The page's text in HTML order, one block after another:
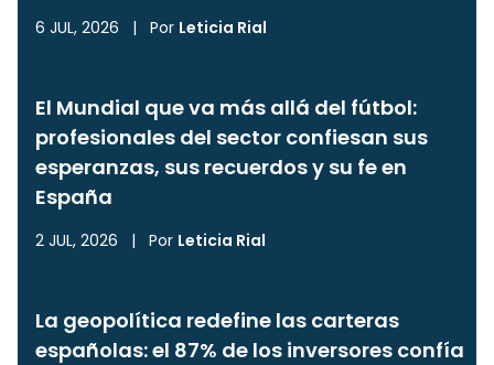
6 JUL, 2026 | Por Leticia Rial
El Mundial que va más allá del fútbol:
profesionales del sector confiesan sus
esperanzas, sus recuerdos y su fe en
España
2 JUL, 2026 | Por Leticia Rial
La geopolítica redefine las carteras
españolas: el 87% de los inversores confía